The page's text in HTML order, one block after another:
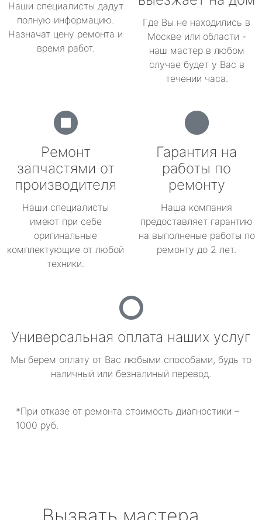
Наши специалисты дадут
полную информацию.
Назначат цену ремонта и
время работ.
Где Вы не находились в
Москве или области -
наш мастер в любом
случае будет у Вас в
течении часа.
Ремонт
запчастями от
производителя
Наши специалисты
имеют при себе
оригинальные
комплектующие от любой
техники.
Гарантия на
работы по
ремонту
Наша компания
предоставляет гарантию
на выполненые работы по
ремонту до 2 лет.
Универсальная оплата наших услуг
Мы берем оплату от Вас любыми способами, будь то
наличный или безналиный перевод.
*При отказе от ремонта стоимость диагностики –
1000 руб.